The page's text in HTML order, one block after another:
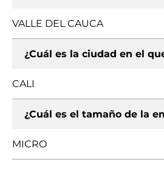
VALLE DEL CAUCA
¿Cuál es la ciudad en el
CALI
¿Cuál es el tamaño de la
MICRO